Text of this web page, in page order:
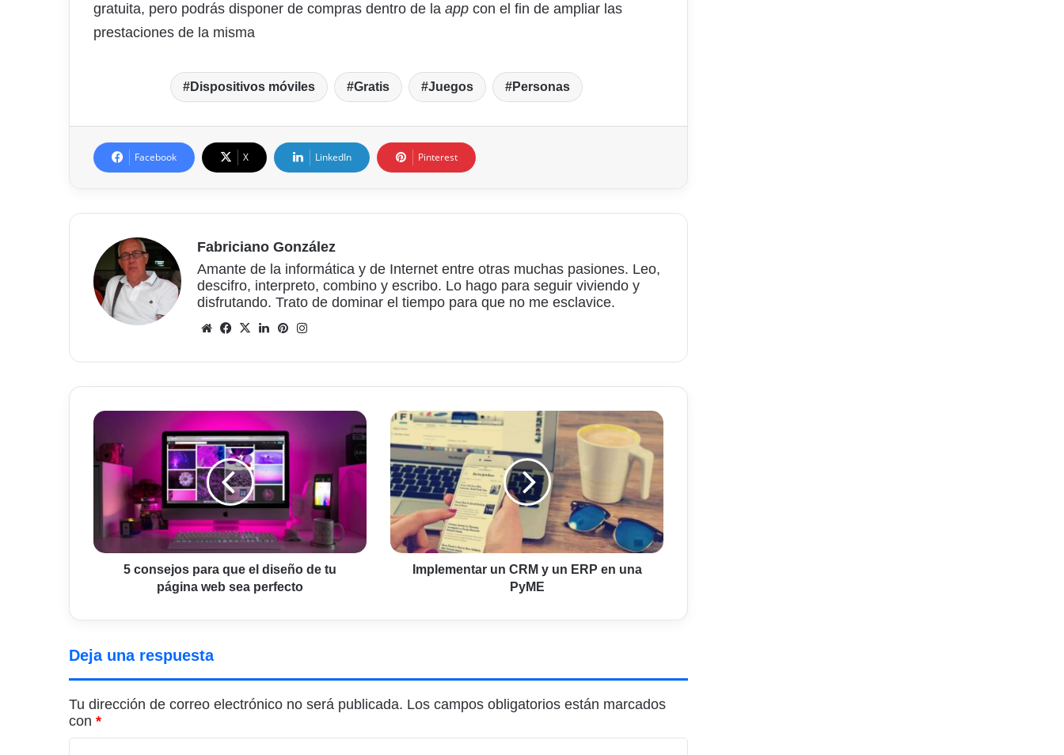
gratuita, pero podrás disponer de compras dentro de la app con el fin de ampliar las
prestaciones de la misma
Dispositivos móviles Gratis Juegos Personas
Facebook X LinkedIn Pinterest
Fabriciano González
Amante de la informática y de Internet entre otras muchas pasiones. Leo,
descifro, interpreto, combino y escribo. Lo hago para seguir viviendo y
disfrutando. Trato de dominar el tiempo para que no me esclavice.
Sitio
Facebook
X LinkedInPinterest
5
consejos
para
que
diseño
de
tu
página
5 consejos para que el diseño de tu
página web sea perfecto
Implementar
un
CRM
y
un
ERP
en
una
PyME
Implementar un CRM y un ERP en una
PyME
Deja una respuesta
Tu dirección de correo electrónico no será publicada. Los campos obligatorios están marcados
con *